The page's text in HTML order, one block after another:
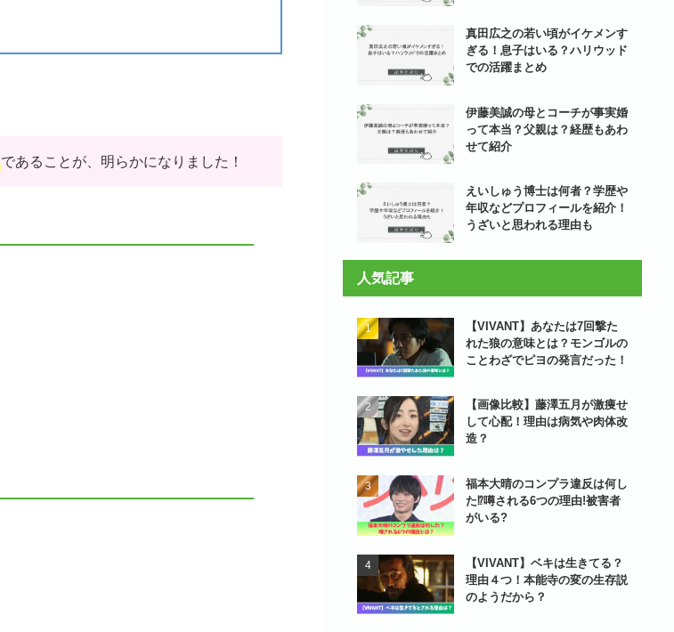
であることが、明らかになりました！
真田広之の若い頃がイケメンす
ぎる！息子はいる？ハリウッド
での活躍まとめ
伊藤美誠の母とコーチが事実婚
って本当？父親は？経歴もあわ
せて紹介
えいしゅう博士は何者？学歴や
年収などプロフィールを紹介！
うざいと思われる理由も
人気記事
【VIVANT】あなたは7回撃た
れた狼の意味とは？モンゴルの
ことわざでピヨの発言だった！
【画像比較】藤澤五月が激痩せ
して心配！理由は病気や肉体改
造？
福本大晴のコンプラ違反は何し
た⁉噂される6つの理由!被害者
がいる?
【VIVANT】ベキは生きてる？
理由４つ！本能寺の変の生存説
のようだから？